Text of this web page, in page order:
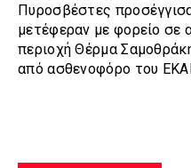
Πυροσβέστες
μετέφεραν με φορείο σε
περιοχή Θέρμα
από ασθενοφόρο του